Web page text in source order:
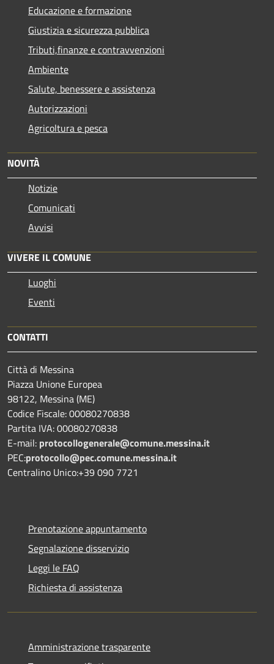
Educazione e formazione
Giustizia e sicurezza pubblica
Tributi,finanze e contravvenzioni
Ambiente
Salute, benessere e assistenza
Autorizzazioni
Agricoltura e pesca
NOVITÀ
Notizie
Comunicati
Avvisi
VIVERE IL COMUNE
Luoghi
Eventi
CONTATTI
Città di Messina
Piazza Unione Europea
98122, Messina (ME)
Codice Fiscale: 00080270838
Partita IVA: 00080270838
E-mail: protocollogenerale@comune.messina.it
PEC:protocollo@pec.comune.messina.it
Centralino Unico:+39 090 7721
Prenotazione appuntamento
Segnalazione disservizio
Leggi le FAQ
Richiesta di assistenza
Amministrazione trasparente